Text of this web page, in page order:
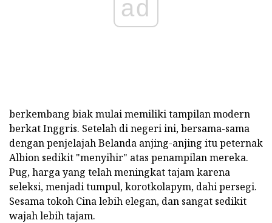
ad
berkembang biak mulai memiliki tampilan modern
berkat Inggris. Setelah di negeri ini, bersama-sama
dengan penjelajah Belanda anjing-anjing itu peternak
Albion sedikit "menyihir" atas penampilan mereka.
Pug, harga yang telah meningkat tajam karena
seleksi, menjadi tumpul, korotkolapym, dahi persegi.
Sesama tokoh Cina lebih elegan, dan sangat sedikit
wajah lebih tajam.